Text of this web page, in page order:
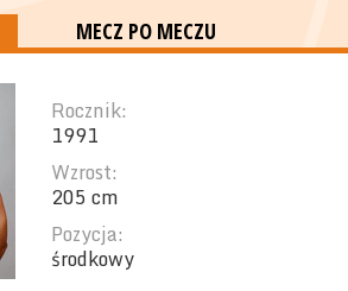
MECZ PO MECZU
Rocznik:
1991
Wzrost:
205 cm
Pozycja:
środkowy